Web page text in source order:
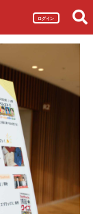
ログイン